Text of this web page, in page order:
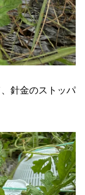
針金のストッパ